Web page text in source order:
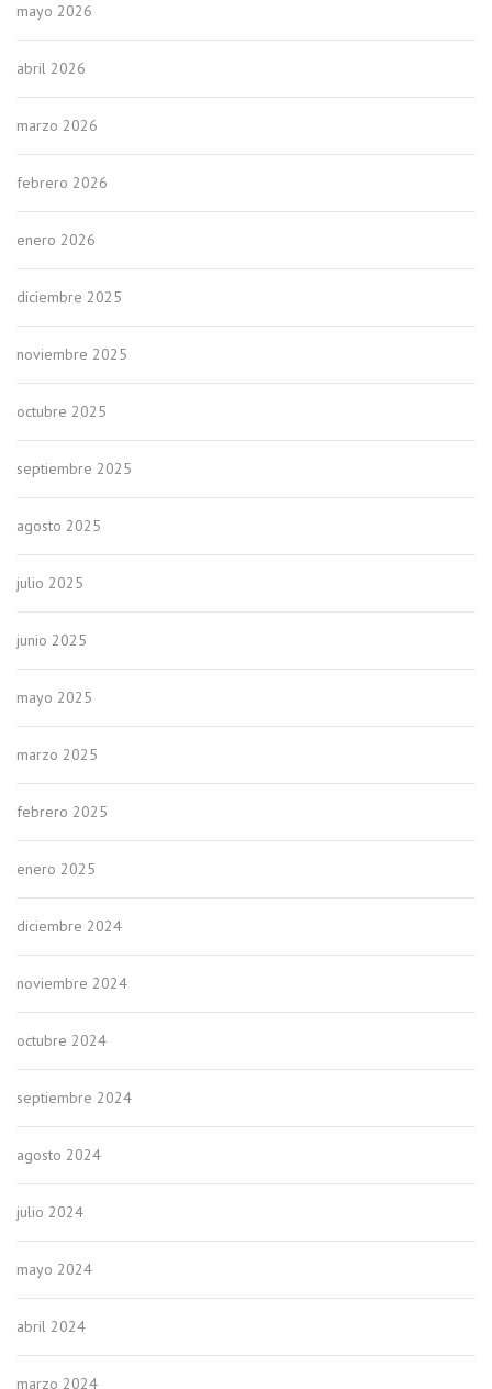
mayo 2026
abril 2026
marzo 2026
febrero 2026
enero 2026
diciembre 2025
noviembre 2025
octubre 2025
septiembre 2025
agosto 2025
julio 2025
junio 2025
mayo 2025
marzo 2025
febrero 2025
enero 2025
diciembre 2024
noviembre 2024
octubre 2024
septiembre 2024
agosto 2024
julio 2024
mayo 2024
abril 2024
marzo 2024